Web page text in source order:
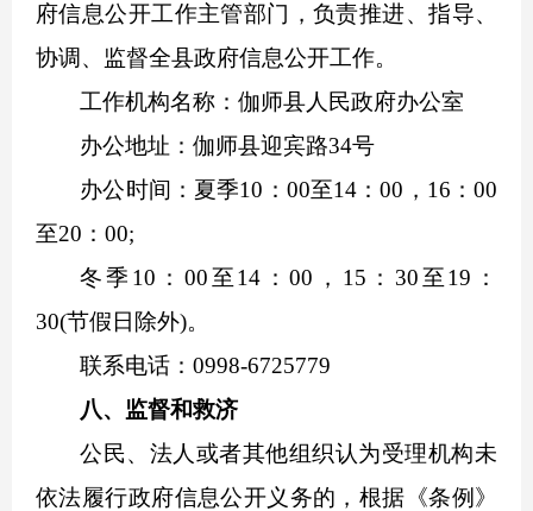
府信息公开工作主管部门，负责推进、指导、
协调、监督全县政府信息公开工作。
工作机构名称：伽师县人民政府办公室
办公地址：伽师县迎宾路34号
办公时间：夏季10：00至14：00，16：00
至20：00;
冬季10：00至14：00，15：30至19：
30(节假日除外)。
联系电话：0998-6725779
八、监督和救济
公民、法人或者其他组织认为受理机构未
依法履行政府信息公开义务的，根据《条例》